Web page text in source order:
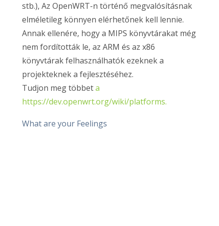
stb.), Az OpenWRT-n történő megvalósításnak
elméletileg könnyen elérhetőnek kell lennie.
Annak ellenére, hogy a MIPS könyvtárakat még
nem fordították le, az ARM és az x86
könyvtárak felhasználhatók ezeknek a
projekteknek a fejlesztéséhez.
Tudjon meg többeta
https://dev.openwrt.org/wiki/platforms.
What are your Feelings